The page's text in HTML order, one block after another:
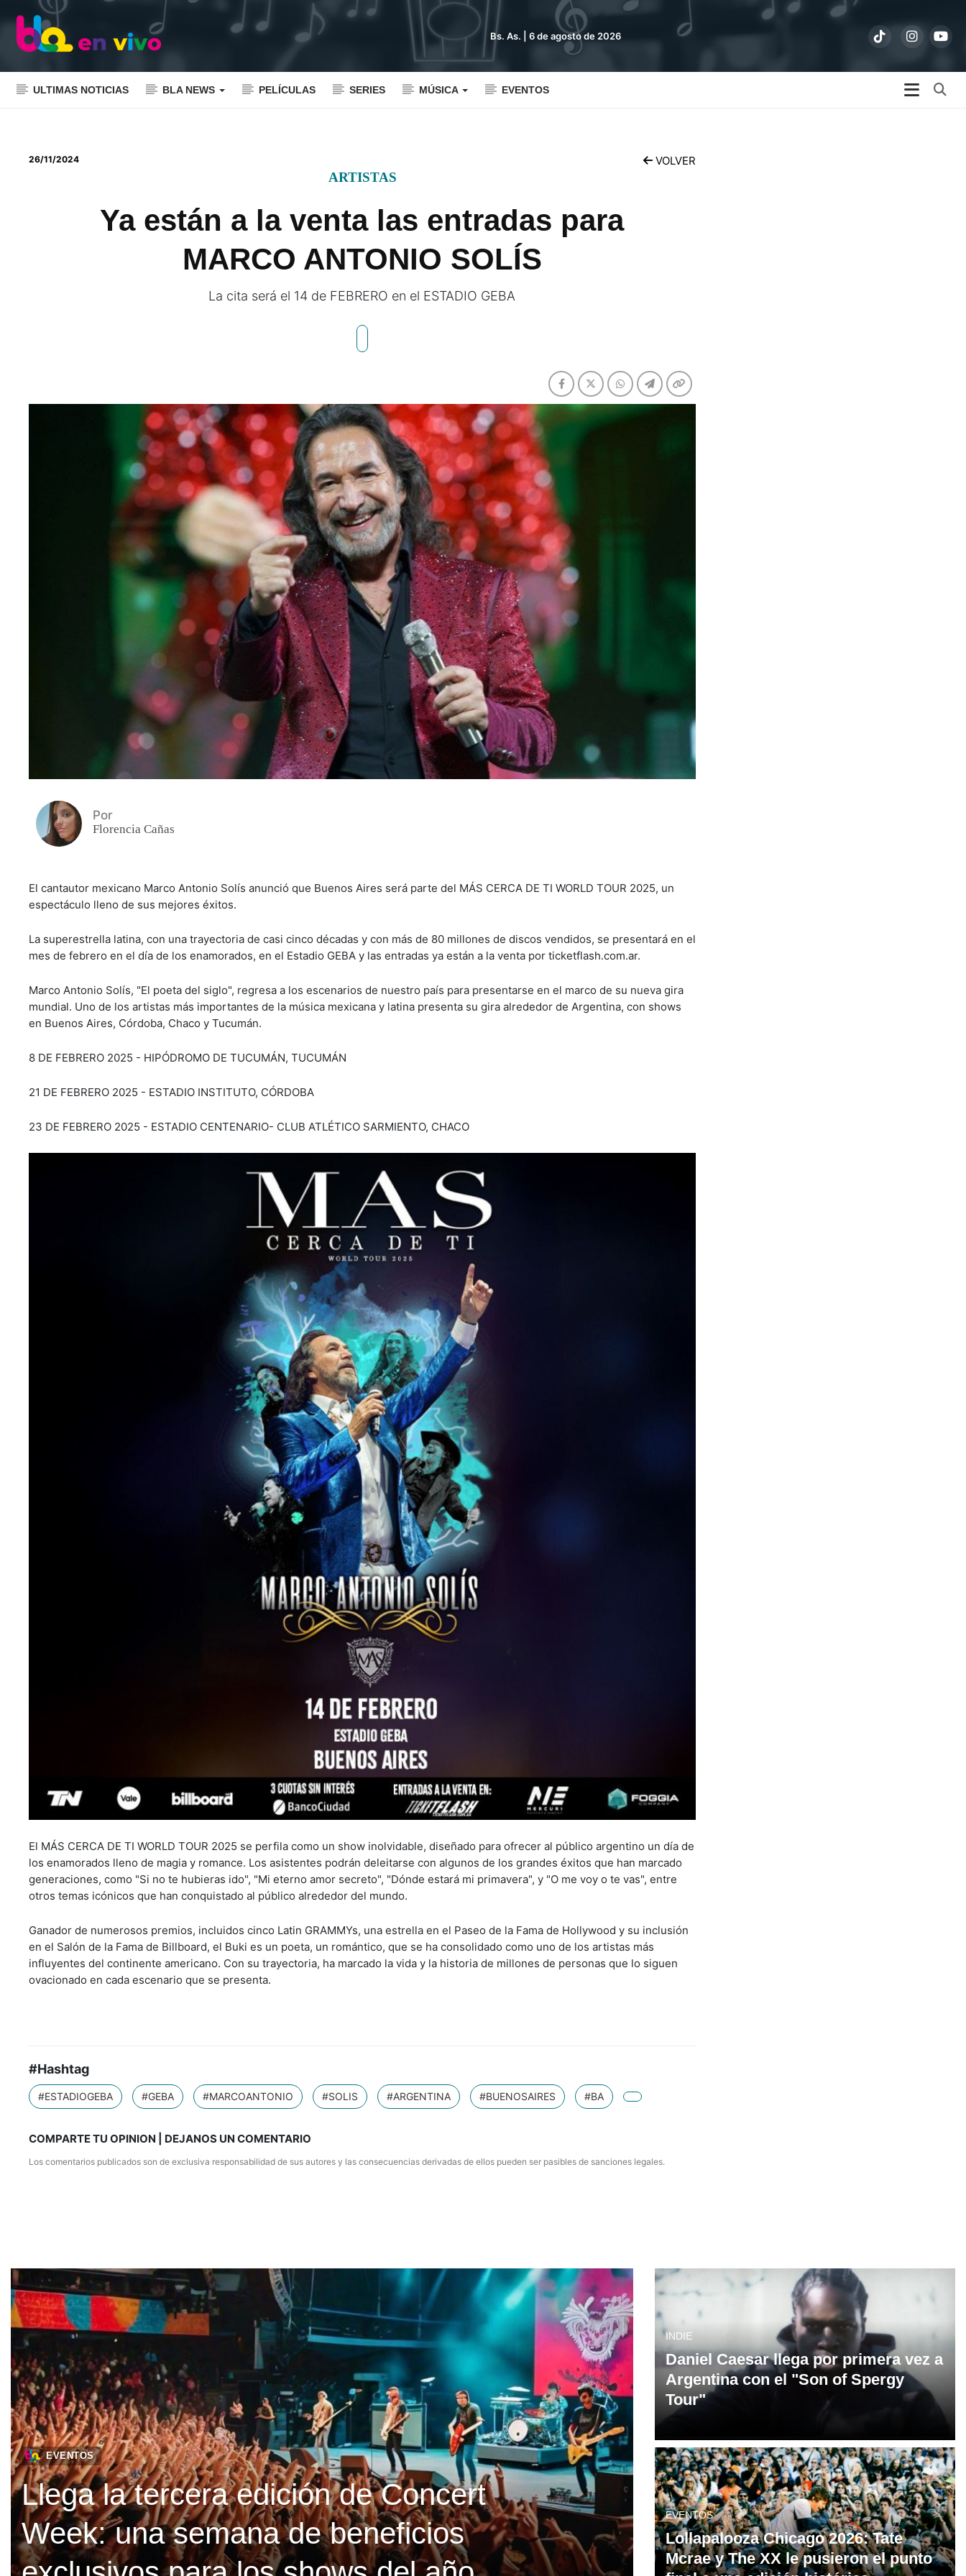
Bs. As. | 6 de agosto de 2026
ULTIMAS NOTICIAS BLA NEWS PELÍCULAS SERIES MÚSICA EVENTOS
26/11/2024 VOLVER
ARTISTAS
Ya están a la venta las entradas para
MARCO ANTONIO SOLÍS
La cita será el 14 de FEBRERO en el ESTADIO GEBA
Por
Florencia Cañas
El cantautor mexicano Marco Antonio Solís anunció que Buenos Aires será parte del MÁS CERCA DE TI WORLD TOUR 2025, un
espectáculo lleno de sus mejores éxitos.
La superestrella latina, con una trayectoria de casi cinco décadas y con más de 80 millones de discos vendidos, se presentará en el
mes de febrero en el día de los enamorados, en el Estadio GEBA y las entradas ya están a la venta por ticketflash.com.ar.
Marco Antonio Solís, "El poeta del siglo", regresa a los escenarios de nuestro país para presentarse en el marco de su nueva gira
mundial. Uno de los artistas más importantes de la música mexicana y latina presenta su gira alrededor de Argentina, con shows
en Buenos Aires, Córdoba, Chaco y Tucumán.
8 DE FEBRERO 2025 - HIPÓDROMO DE TUCUMÁN, TUCUMÁN
21 DE FEBRERO 2025 - ESTADIO INSTITUTO, CÓRDOBA
23 DE FEBRERO 2025 - ESTADIO CENTENARIO- CLUB ATLÉTICO SARMIENTO, CHACO
El MÁS CERCA DE TI WORLD TOUR 2025 se perfila como un show inolvidable, diseñado para ofrecer al público argentino un día de
los enamorados lleno de magia y romance. Los asistentes podrán deleitarse con algunos de los grandes éxitos que han marcado
generaciones, como "Si no te hubieras ido", "Mi eterno amor secreto", "Dónde estará mi primavera", y "O me voy o te vas", entre
otros temas icónicos que han conquistado al público alrededor del mundo.
Ganador de numerosos premios, incluidos cinco Latin GRAMMYs, una estrella en el Paseo de la Fama de Hollywood y su inclusión
en el Salón de la Fama de Billboard, el Buki es un poeta, un romántico, que se ha consolidado como uno de los artistas más
influyentes del continente americano. Con su trayectoria, ha marcado la vida y la historia de millones de personas que lo siguen
ovacionado en cada escenario que se presenta.
#Hashtag
#ESTADIOGEBA #GEBA #MARCOANTONIO #SOLIS #ARGENTINA #BUENOSAIRES #BA
COMPARTE TU OPINION | DEJANOS UN COMENTARIO
Los comentarios publicados son de exclusiva responsabilidad de sus autores y las consecuencias derivadas de ellos pueden ser pasibles de sanciones legales.
EVENTOS
Llega la tercera edición de Concert
Week: una semana de beneficios
INDIE
Daniel Caesar llega por primera vez a
Argentina con el "Son of Spergy
Tour"
EVENTOS
Lollapalooza Chicago 2026: Tate
Mcrae y The XX le pusieron el punto